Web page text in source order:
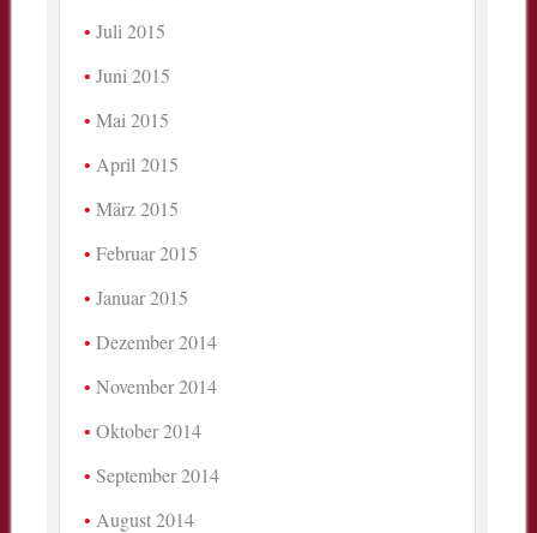
Juli 2015
Juni 2015
Mai 2015
April 2015
März 2015
Februar 2015
Januar 2015
Dezember 2014
November 2014
Oktober 2014
September 2014
August 2014